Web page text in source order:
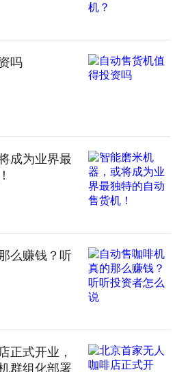
吗
成为业界最
么赚钱？听
正式开业，
群组化部署